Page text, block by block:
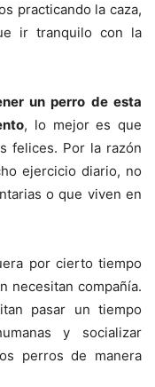
practicando la caza,
ir tranquilo con la
un perro de esta
, lo mejor es que
felices. Por la razón
ejercicio diario, no
o que viven en
por cierto tiempo
necesitan compañía.
pasar un tiempo
y socializar
perros de manera